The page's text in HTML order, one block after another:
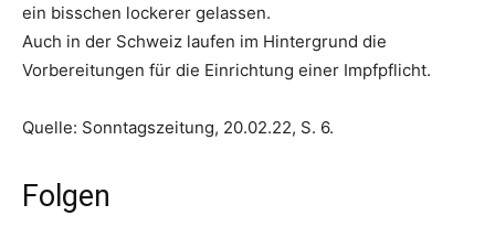
ein bisschen lockerer gelassen.
Auch in der Schweiz laufen im Hintergrund die
Vorbereitungen für die Einrichtung einer Impfpflicht.
Quelle: Sonntagszeitung, 20.02.22, S. 6.
Folgen